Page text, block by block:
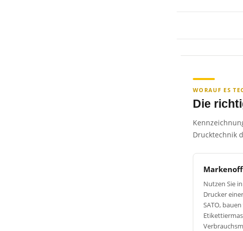
WORAUF ES
Die
Drucktechnik
Nutzen Sie
Drucker
SATO,